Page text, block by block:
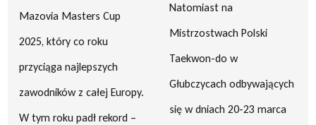
Mazovia Masters Cup
2025, który co roku
przyciąga najlepszych
zawodników z całej Europy.
W tym roku padł rekord –
Natomiast na
Mistrzostwach Polski
Taekwon-do w
Głubczycach odbywających
się w dniach 20-23 marca